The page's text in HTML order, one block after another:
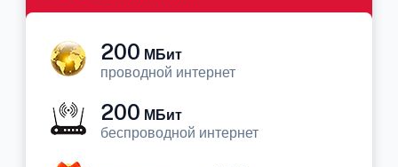
200 МБит
проводной интернет
200 МБит
беспроводной интернет